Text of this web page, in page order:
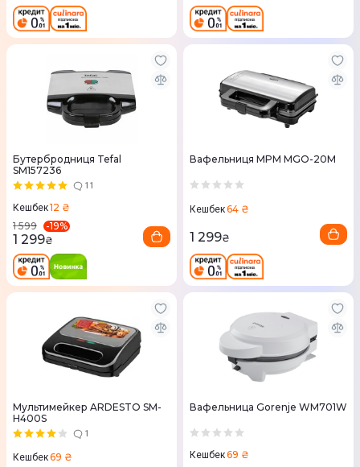
Бутербродниця Tefal
SM157236
11
Кешбек12 ₴
1 599
-19%
1 299₴
Вафельниця MPM MGO-20M
Кешбек64 ₴
1 299₴
Мультимейкер ARDESTO SM-
H400S
1
Кешбек69 ₴
Вафельница Gorenje WM701W
Кешбек69 ₴